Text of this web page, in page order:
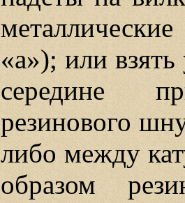
«а»); или
середине
резинового
либо между
образом